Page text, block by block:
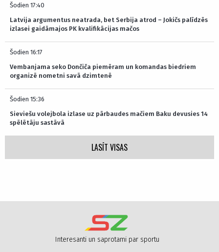
Šodien 17:40
Latvija argumentus neatrada, bet Serbija atrod – Jokičs palīdzēs
izlasei gaidāmajos PK kvalifikācijas mačos
Šodien 16:17
Vembanjama seko Dončiča piemēram un komandas biedriem
organizē nometni savā dzimtenē
Šodien 15:36
Sieviešu volejbola izlase uz pārbaudes mačiem Baku devusies 14
spēlētāju sastāvā
LASĪT VISAS
Interesanti un saprotami par sportu